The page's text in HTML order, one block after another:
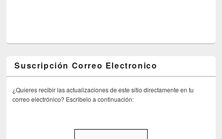
Suscripción Correo Electronico
¿Quieres recibir las actualizaciones de este sitio directamente en tu
correo electrónico? Escribelo a continuación: